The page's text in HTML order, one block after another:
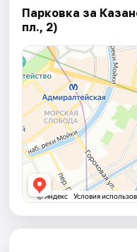
Парковка за
пл., 2)